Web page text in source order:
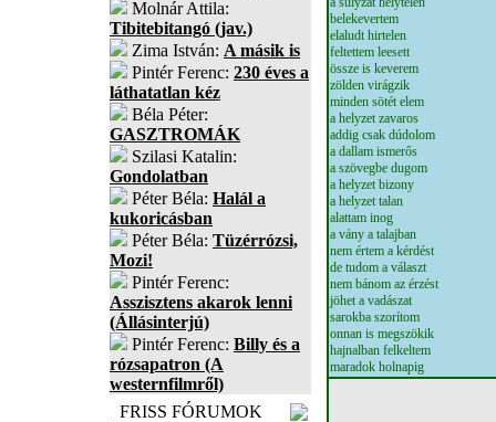
Molnár Attila:
Tibitebitangó (jav.)
Zima István: A másik is
Pintér Ferenc: 230 éves a
láthatatlan kéz
Béla Péter:
GASZTROMÁK
Szilasi Katalin:
Gondolatban
Péter Béla: Halál a
kukoricásban
Péter Béla: Tüzérrózsi,
Mozi!
Pintér Ferenc:
Asszisztens akarok lenni
(Állásinterjú)
Pintér Ferenc: Billy és a
rózsapatron (A
westernfilmről)
FRISS FÓRUMOK
belekevertem
elaludt hirtelen
feltettem leesett
össze is keverem
zölden virágzik
minden sötét elem
a helyzet zavaros
addig csak dúdolom
a dallam ismerős
a szövegbe dugom
a helyzet bizony
a helyzet talan
alattam inog
a vány a talajban
nem értem a kérdést
de tudom a választ
nem bánom az érzést
jöhet a vadászat
sarokba szorítom
onnan is megszökik
hajnalban felkeltem
maradok holnapig